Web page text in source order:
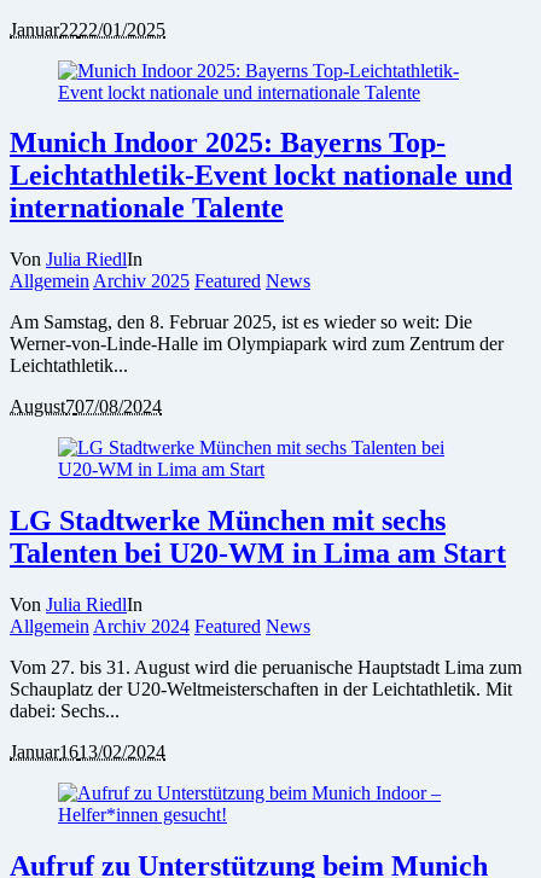
Januar2222/01/2025
Munich Indoor 2025: Bayerns Top-
Leichtathletik-Event lockt nationale und
internationale Talente
Von Julia RiedlIn
Allgemein Archiv 2025 Featured News
Am Samstag, den 8. Februar 2025, ist es wieder so weit: Die
Werner-von-Linde-Halle im Olympiapark wird zum Zentrum der
Leichtathletik...
August707/08/2024
LG Stadtwerke München mit sechs
Talenten bei U20-WM in Lima am Start
Von Julia RiedlIn
Allgemein Archiv 2024 Featured News
Vom 27. bis 31. August wird die peruanische Hauptstadt Lima zum
Schauplatz der U20-Weltmeisterschaften in der Leichtathletik. Mit
dabei: Sechs...
Januar1613/02/2024
Aufruf zu Unterstützung beim Munich